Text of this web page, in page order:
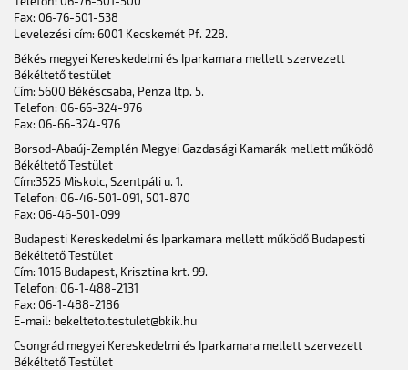
Fax: 06-76-501-538
Levelezési cím: 6001 Kecskemét Pf. 228.
Békés megyei Kereskedelmi és Iparkamara mellett szervezett
Békéltető testület
Cím: 5600 Békéscsaba, Penza ltp. 5.
Telefon: 06-66-324-976
Fax: 06-66-324-976
Borsod-Abaúj-Zemplén Megyei Gazdasági Kamarák mellett működő
Békéltető Testület
Cím:3525 Miskolc, Szentpáli u. 1.
Telefon: 06-46-501-091, 501-870
Fax: 06-46-501-099
Budapesti Kereskedelmi és Iparkamara mellett működő Budapesti
Békéltető Testület
Cím: 1016 Budapest, Krisztina krt. 99.
Telefon: 06-1-488-2131
Fax: 06-1-488-2186
E-mail: bekelteto.testulet@bkik.hu
Csongrád megyei Kereskedelmi és Iparkamara mellett szervezett
Békéltető Testület